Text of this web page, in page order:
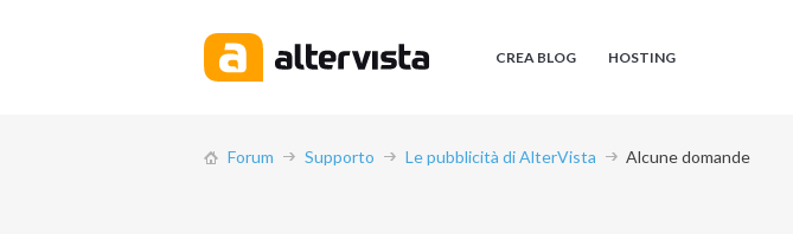
CREA BLOG HOSTING
Forum Supporto Le pubblicità di AlterVista
Alcune domande